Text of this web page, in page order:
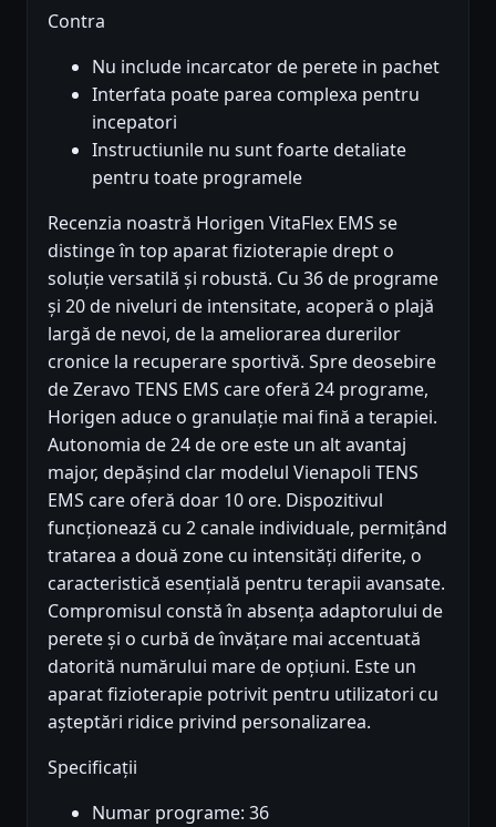
Contra
Nu include incarcator de perete in pachet
Interfata poate parea complexa pentru
incepatori
Instructiunile nu sunt foarte detaliate
pentru toate programele
Recenzia noastră Horigen VitaFlex EMS se
distinge în top aparat fizioterapie drept o
soluție versatilă și robustă. Cu 36 de programe
și 20 de niveluri de intensitate, acoperă o plajă
largă de nevoi, de la ameliorarea durerilor
cronice la recuperare sportivă. Spre deosebire
de Zeravo TENS EMS care oferă 24 programe,
Horigen aduce o granulație mai fină a terapiei.
Autonomia de 24 de ore este un alt avantaj
major, depășind clar modelul Vienapoli TENS
EMS care oferă doar 10 ore. Dispozitivul
funcționează cu 2 canale individuale, permițând
tratarea a două zone cu intensități diferite, o
caracteristică esențială pentru terapii avansate.
Compromisul constă în absența adaptorului de
perete și o curbă de învățare mai accentuată
datorită numărului mare de opțiuni. Este un
aparat fizioterapie potrivit pentru utilizatori cu
așteptări ridice privind personalizarea.
Specificații
Numar programe: 36